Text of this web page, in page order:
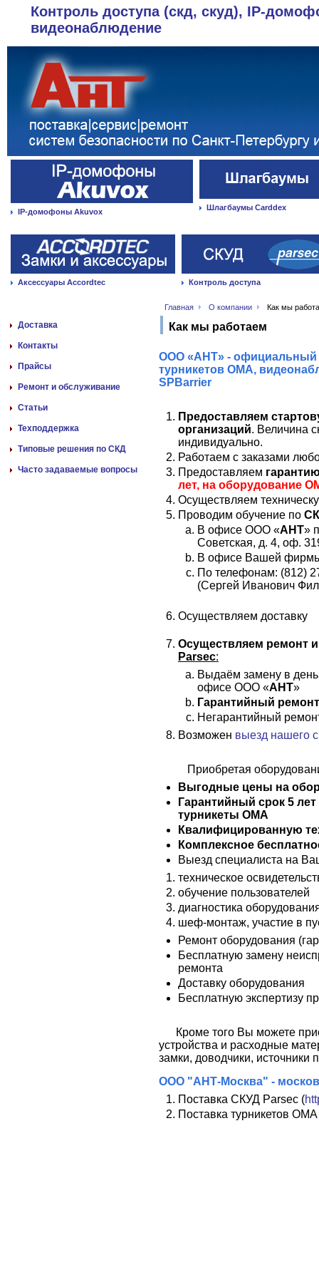
Контроль доступа (скд, скуд), IP-
видеонаблюдение
IP-домофоны Akuvox Шлагбаумы Carddex
Аксессуары Accordtec Контроль доступа
Главная О компании Как мы
Доставка
Контакты
Прайсы
Ремонт и обслуживание
Статьи
Техподдержка
Типовые решения по СКД
Часто задаваемые вопросы
Как мы работаем
ООО «АНТ» - официальный
турникетов ОМА,
SPBarrier
Предоставляем
организаций. Величина
индивидуально.
Работаем с заказами
Предоставляем
лет, на оборудование
Осуществляем
Проводим обучение по
В офисе ООО «АНТ»
Советская, д. 4, оф.
В офисе Вашей
По телефонам: (812)
(Сергей Иванович
Осуществляем доставку
Осуществляем ремонт
Parsec:
Выдаём замену в
офисе ООО «АНТ»
Гарантийный
Негарантийный
Возможен выезд нашего
Приобретая
Выгодные цены на
Гарантийный срок 5
турникеты ОМА
Квалифицированную
Комплексное
Выезд специалиста на
техническое
обучение пользователей
диагностика
шеф-монтаж, участие в
Ремонт оборудования
Бесплатную замену
ремонта
Доставку оборудования
Бесплатную экспертизу
Кроме того Вы можете
устройства и расходные
замки, доводчики, источники
ООО "АНТ-Москва" -
Поставка СКУД Parsec (
Поставка турникетов ОМА